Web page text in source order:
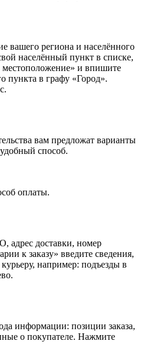
вашего региона и населённого
населённый пункт в списке,
местоположение» и впишите
пункта в графу «Город».
вам предложат варианты
способ.
оплаты.
адрес доставки, номер
к заказу» введите сведения,
например: подъезды в
информации: позиции заказа,
о покупателе. Нажмите